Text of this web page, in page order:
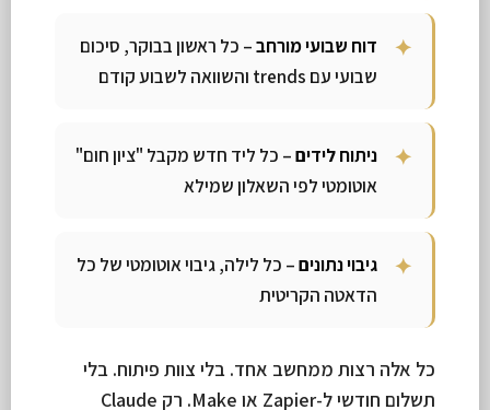
דוח שבועי מורחב– כל ראשון בבוקר, סיכום
שבועי עם trends והשוואה לשבוע קודם
ניתוח לידים– כל ליד חדש מקבל "ציון חום"
אוטומטי לפי השאלון שמילא
גיבוי נתונים– כל לילה, גיבוי אוטומטי של כל
הדאטה הקריטית
כל אלה רצות ממחשב אחד. בלי צוות פיתוח. בלי
תשלום חודשי ל-Zapier או Make. רק Claude